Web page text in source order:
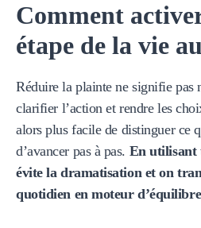
Comment
étape de la vie
Réduire la plainte ne signifie pas
clarifier l’action et rendre les
alors plus facile de distinguer ce
d’avancer pas à pas. En utilisant
évite la dramatisation et on
quotidien en moteur d’équilibre